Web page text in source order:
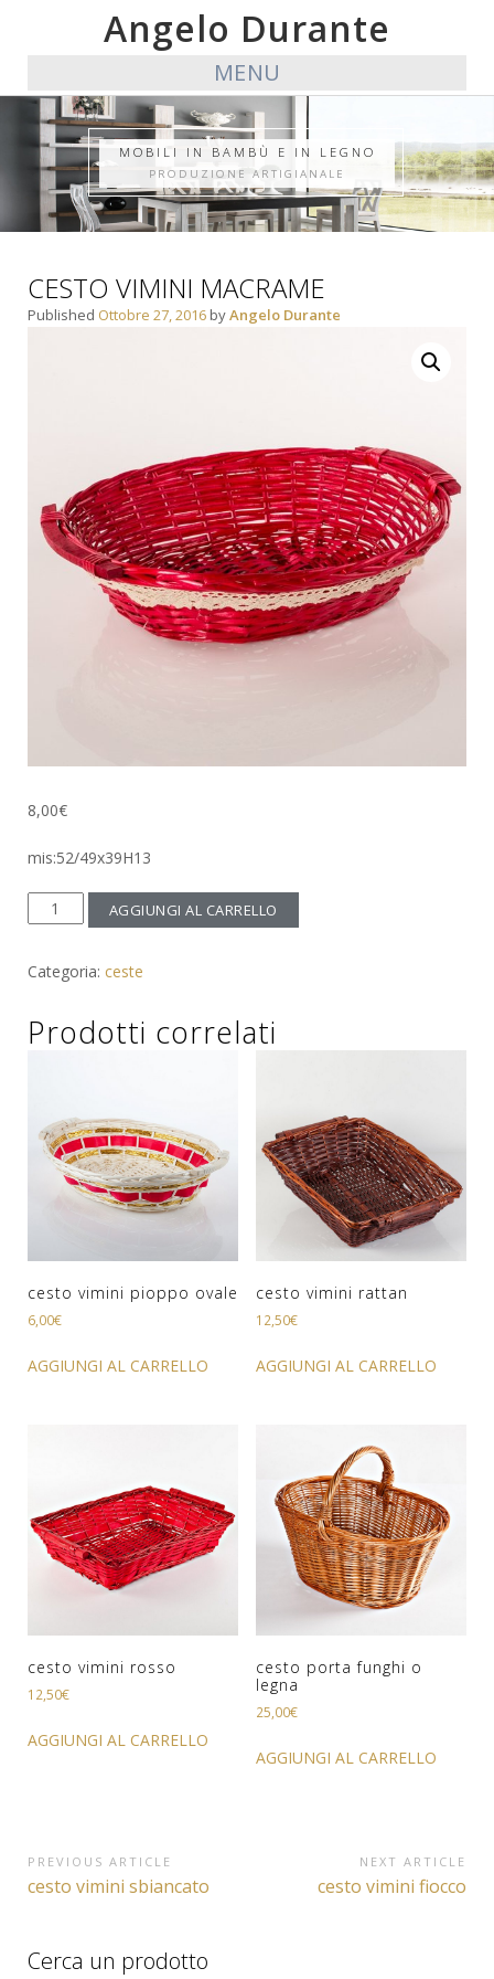
Angelo Durante
MENU
MOBILI IN BAMBÙ E IN LEGNO
PRODUZIONE ARTIGIANALE
CESTO VIMINI MACRAME
Published Ottobre 27, 2016 byAngelo Durante
8,00€
mis:52/49x39H13
cesto
vimini
quantità
AGGIUNGI AL CARRELLO
Categoria: ceste
Prodotti correlati
cesto vimini pioppo ovale
6,00€
AGGIUNGI AL CARRELLO
cesto vimini rattan
12,50€
AGGIUNGI AL CARRELLO
cesto vimini rosso
12,50€
AGGIUNGI AL CARRELLO
cesto porta funghi o
legna
25,00€
AGGIUNGI AL CARRELLO
Navigazione
articoli
PREVIOUS ARTICLE
Previous
cesto vimini sbiancato
NEXT ARTICLE
Next
cesto vimini fiocco
Cerca un prodotto